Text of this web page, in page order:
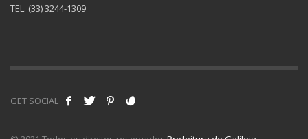
TEL. (33) 3244-1309
GET SOCIAL